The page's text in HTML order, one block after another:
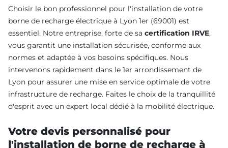
Choisir le bon professionnel pour l'installation de votre
borne de recharge électrique à Lyon 1er (69001) est
essentiel. Notre entreprise, forte de sa certification IRVE,
vous garantit une installation sécurisée, conforme aux
normes et adaptée à vos besoins spécifiques. Nous
intervenons rapidement dans le 1er arrondissement de
Lyon pour assurer une mise en service optimale de votre
infrastructure de recharge. Faites le choix de la tranquillité
d'esprit avec un expert local dédié à la mobilité électrique.
Votre devis personnalisé pour
l'installation de borne de recharge à